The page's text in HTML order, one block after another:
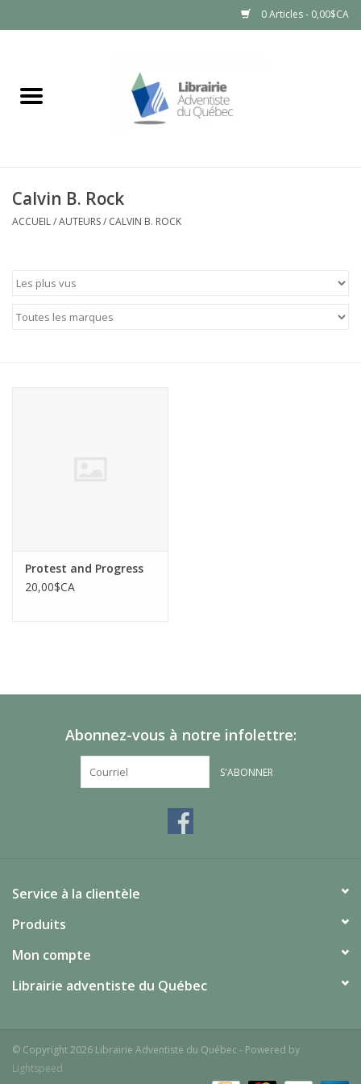
0 Articles - 0,00$CA
Calvin B. Rock
ACCUEIL/AUTEURS/ CALVIN B. ROCK
Protest and Progress
20,00$CA
Abonnez-vous à notre infolettre:
S'ABONNER
Service à la clientèle
Produits
Mon compte
Librairie adventiste du Québec
© Copyright 2026 Librairie Adventiste du Québec - Powered by
Lightspeed